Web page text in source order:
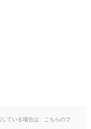
ている場合は、こちらのフ